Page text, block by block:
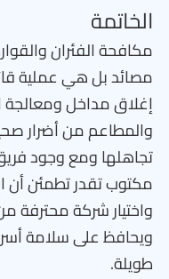
الخاتمة
مكافحة الفئران
مصائد بل هي عملية
إغلاق مداخل ومعالجة
والمطاعم من أضرار
تجاهلها ومع وجود
مكتوب تقدر تطمئن أن
واختيار شركة محترفة
ويحافظ على سلامة
طويلة.